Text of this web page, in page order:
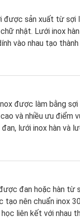
được sản xuất từ sợi
nhật. Lưới inox
vào nhau tạo
được làm bằng
và nhiều ưu điểm
lưới inox hàn và
đan hoặc hàn từ
tạo nên chuẩn inox
liên kết với nhau